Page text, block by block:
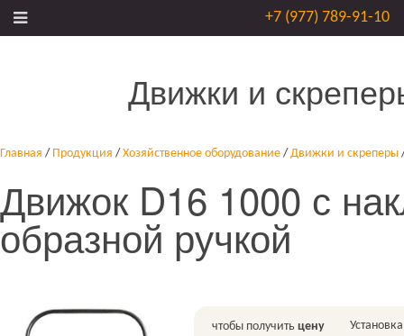
+7 (977) 789-91-10
Движки и
Главная / Продукция / Хозяйственное оборудование / Движки и скреперы
Движок D16 1000 с
образной ручкой
чтобы получить цену
Установка